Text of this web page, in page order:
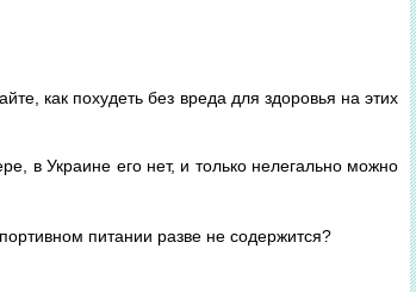
как похудеть без вреда для здоровья на этих
в Украине его нет, и только нелегально можно
питании разве не содержится?